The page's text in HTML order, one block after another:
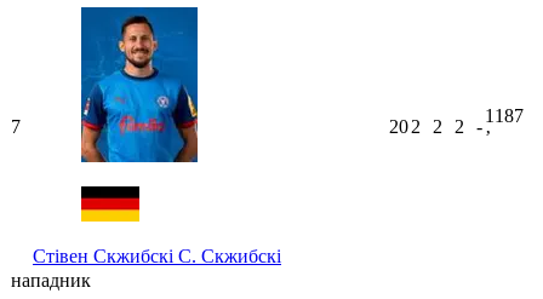
7
Стівен Скжибскі С. Скжибскі
202 2 2 -
1187
ʼ
нападник